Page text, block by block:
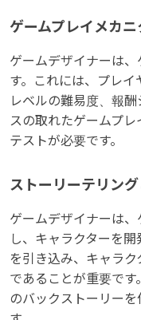
ゲームプレイメカ
ゲームデザイナーは
す。これには、プレイ
レベルの難易度、報
スの取れたゲームプ
テストが必要です。
ストーリーテリン
ゲームデザイナーは
し、キャラクターを
を引き込み、キャラ
であることが重要で
のバックストーリー